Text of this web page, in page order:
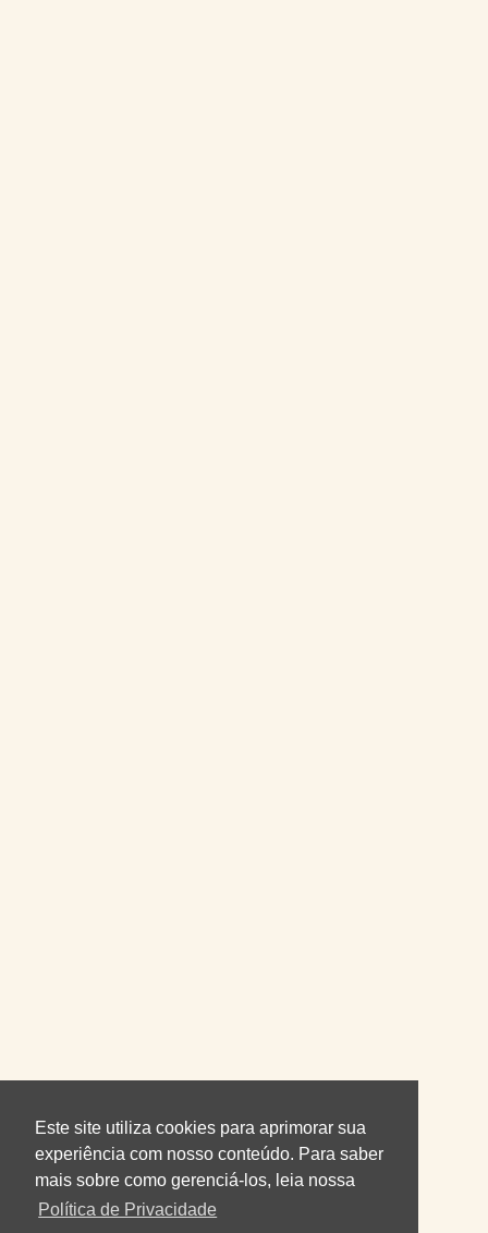
Este site utiliza cookies para aprimorar sua
experiência com nosso conteúdo. Para saber
mais sobre como gerenciá-los, leia nossa
Política de Privacidade